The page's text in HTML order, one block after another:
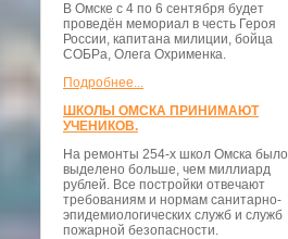
В Омске с 4 по 6 сентября будет
проведён мемориал в честь Героя
России, капитана милиции, бойца
СОБРа, Олега Охрименка.
Подробнее...
ШКОЛЫ ОМСКА ПРИНИМАЮТ
УЧЕНИКОВ.
На ремонты 254-х школ Омска было
выделено больше, чем миллиард
рублей. Все постройки отвечают
требованиям и нормам санитарно-
эпидемиологических служб и служб
пожарной безопасности.